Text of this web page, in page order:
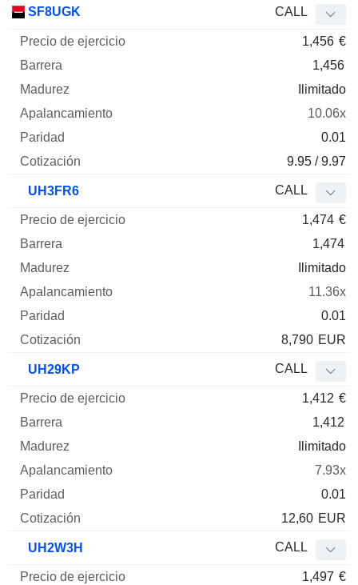
SF8UGK CALL
1,456 €
1,456
Ilimitado
10.06x
0.01
9.95 / 9.97
UH3FR6 CALL
1,474 €
1,474
Ilimitado
11.36x
0.01
8,790 EUR
UH29KP CALL
1,412 €
1,412
Ilimitado
7.93x
0.01
12,60 EUR
UH2W3H CALL
1,497 €